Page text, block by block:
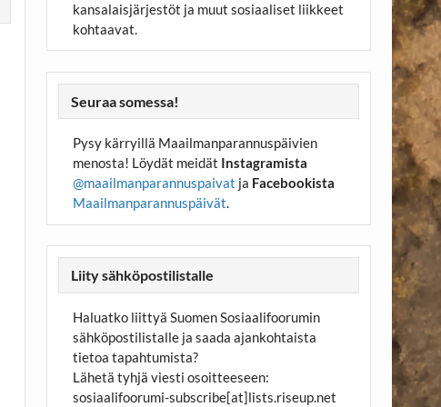
kansalaisjärjestöt ja muut sosiaaliset liikkeet
kohtaavat.
Seuraa somessa!
Pysy kärryillä Maailmanparannuspäivien
menosta! Löydät meidät Instagramista
@maailmanparannuspaivat ja Facebookista
Maailmanparannuspäivät.
Liity sähköpostilistalle
Haluatko liittyä Suomen Sosiaalifoorumin
sähköpostilistalle ja saada ajankohtaista
tietoa tapahtumista?
Lähetä tyhjä viesti osoitteeseen:
sosiaalifoorumi-subscribe[at]lists.riseup.net